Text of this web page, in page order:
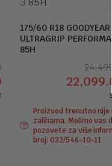
Originalna
cena
je
18,099.00 RSD.
Trenutna
cena
je:
16,299.00 RSD.
175/60 R18 GOODYEAR
ULTRAGRIP
85H
Proizvod trenutno nije
zalihama. Molimo vas
pozovete za više
broj: 032/546-10-11